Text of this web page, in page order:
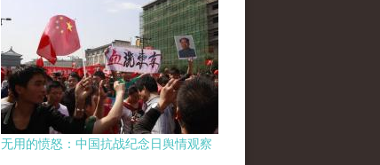
无用的愤怒：中国抗战纪念日舆情观察